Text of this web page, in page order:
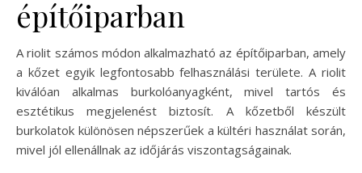
építőiparban
A riolit számos módon alkalmazható az építőiparban, amely
a kőzet egyik legfontosabb felhasználási területe. A riolit
kiválóan alkalmas burkolóanyagként, mivel tartós és
esztétikus megjelenést biztosít. A kőzetből készült
burkolatok különösen népszerűek a kültéri használat során,
mivel jól ellenállnak az időjárás viszontagságainak.